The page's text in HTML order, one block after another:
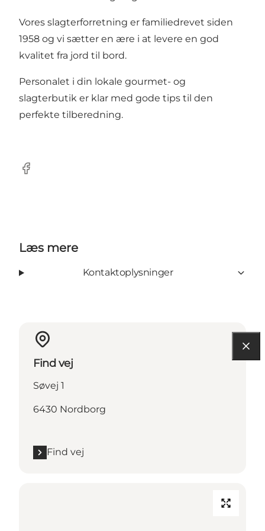
Vores slagterforretning er familiedrevet siden
1958 og vi sætter en ære i at levere en god
kvalitet fra jord til bord.
Personalet i din lokale gourmet- og
slagterbutik er klar med gode tips til den
perfekte tilberedning.
Facebook
Læs mere
Kontaktoplysninger
Find vej
Søvej 1
6430 Nordborg
Find vej